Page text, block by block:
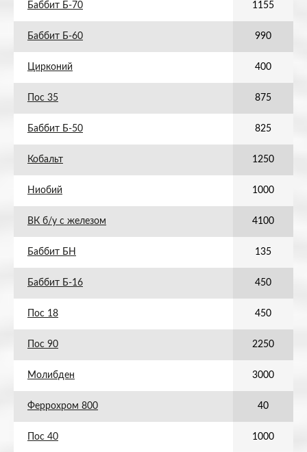
Баббит Б-70 1155
Баббит Б-60 990
Цирконий 400
Пос 35 875
Баббит Б-50 825
Кобальт 1250
Ниобий 1000
ВК б/у с железом 4100
Баббит БН 135
Баббит Б-16 450
Пос 18 450
Пос 90 2250
Молибден 3000
Феррохром 800 40
Пос 40 1000